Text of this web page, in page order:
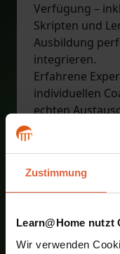
Zustimmung
Learn@Home nutzt
Wir verwenden
Verfügung –
Skripten und
Ausbildung
integrieren.
Erfahrene
individuellen
echten
Setzen Sie Ihr
So wird
Am Ende
mündliche
vorbereitet.